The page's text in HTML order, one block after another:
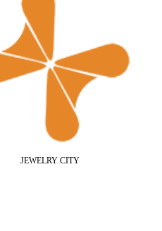
JEWELRY CITY